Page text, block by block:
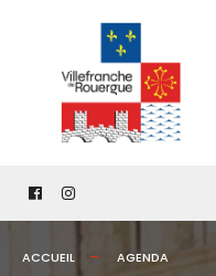
content
ACCUEIL AGENDA